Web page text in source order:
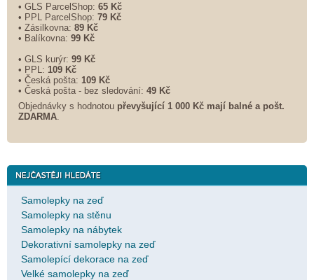
• GLS ParcelShop: 65 Kč
• PPL ParcelShop: 79 Kč
• Zásilkovna: 89 Kč
• Balíkovna: 99 Kč
• GLS kurýr: 99 Kč
• PPL: 109 Kč
• Česká pošta: 109 Kč
• Česká pošta - bez sledování: 49 Kč
Objednávky s hodnotou převyšující 1 000 Kč mají balné a pošt.
ZDARMA
Samolepky na zeď
Samolepky na stěnu
Samolepky na nábytek
Dekorativní samolepky na zeď
Samolepící dekorace na zeď
Velké samolepky na zeď